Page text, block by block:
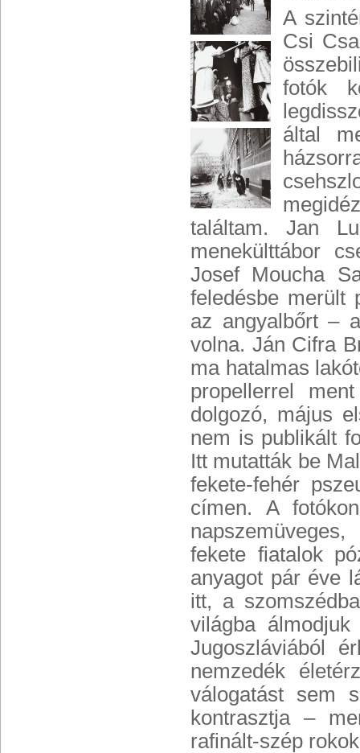
A
Csi
fotók
által
találtam. Jan
menekülttábor
Josef Moucha
feledésbe merült
az angyalbőrt –
volna. Ján Cifra
ma hatalmas
propellerrel
dolgozó, május
nem is publikált
Itt mutatták be
fekete-fehér
címen. A
fekete fiatalok
anyagot pár éve
itt, a
világba
Jugoszláviából
nemzedék
válogatást sem
kontrasztja –
rafinált-szép